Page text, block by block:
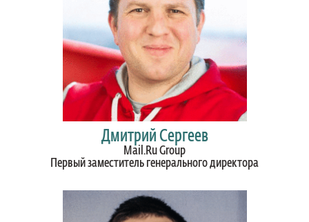
Дмитрий Сергеев
Mail.Ru Group
Первый заместитель генерального директора